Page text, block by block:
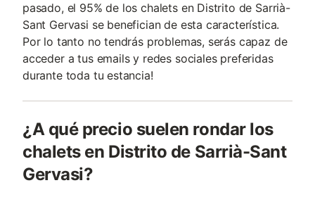
pasado, el 95% de los chalets en Distrito de Sarrià-
Sant Gervasi se benefician de esta característica.
Por lo tanto no tendrás problemas, serás capaz de
acceder a tus emails y redes sociales preferidas
durante toda tu estancia!
¿A qué precio suelen rondar los
chalets en Distrito de Sarrià-Sant
Gervasi?